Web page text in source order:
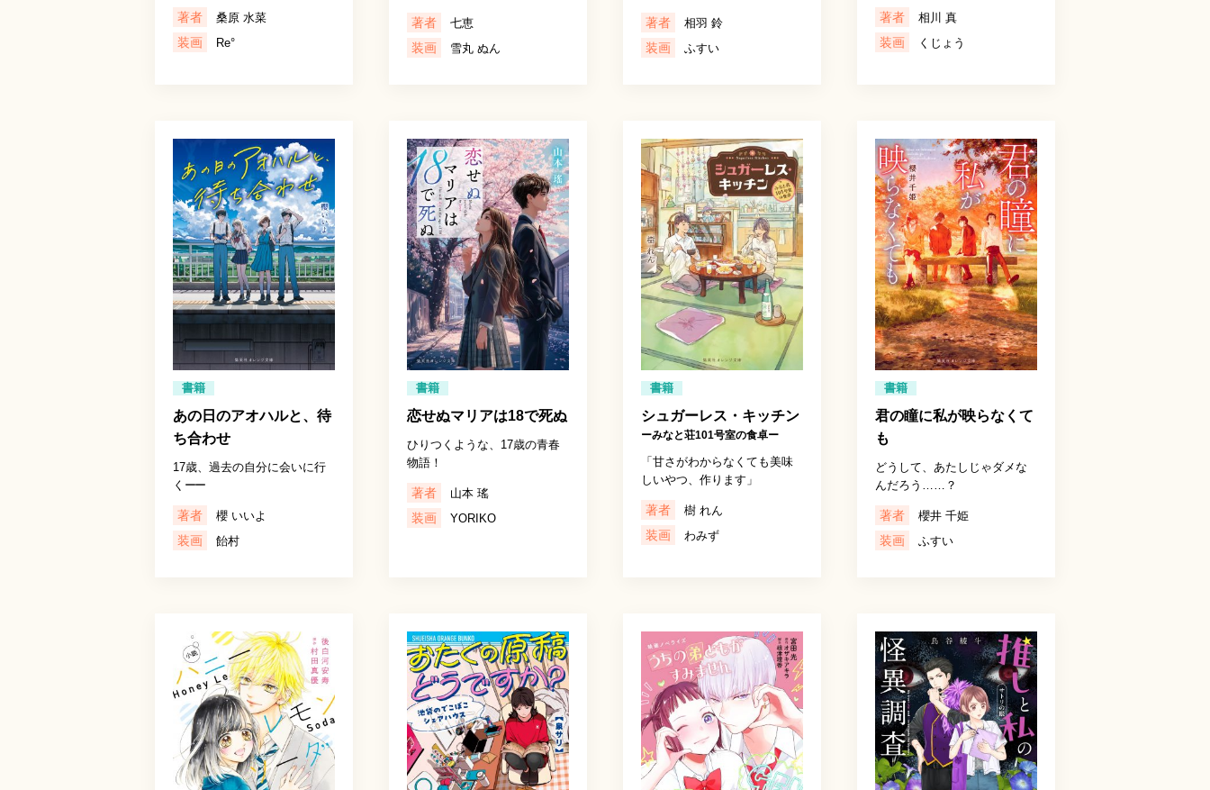
著者 桑原 水菜
装画 Re°
著者 七恵
装画 雪丸 ぬん
著者 相羽 鈴
装画 ふすい
著者 相川 真
装画 くじょう
書籍
あの日のアオハルと、待
ち合わせ
17歳、過去の自分に会いに行
く ーー
著者 櫻 いいよ
装画 飴村
書籍
恋せぬマリアは18で死ぬ
ひりつくような、17歳の青春
物語！
著者 山本 瑤
装画 YORIKO
書籍
シュガーレス・キッチン
ーみなと荘101号室の食卓ー
「甘さがわからなくても美味
しいやつ、作ります」
著者 樹 れん
装画 わみず
書籍
君の瞳に私が映らなくて
も
どうして、あたしじゃダメな
んだろう……？
著者 櫻井 千姫
装画 ふすい